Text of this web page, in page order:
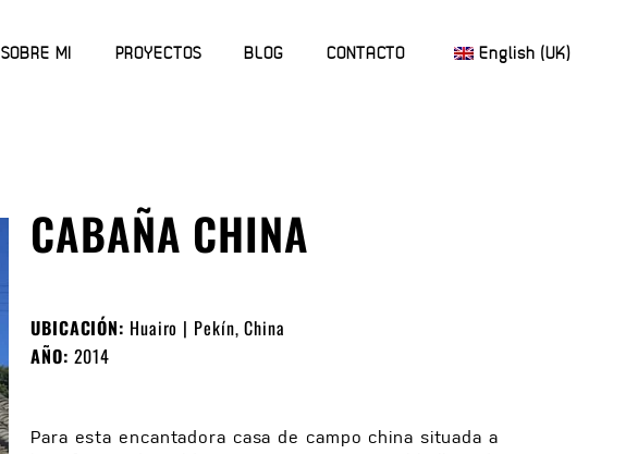
SOBRE MI PROYECTOS BLOG CONTACTO English (UK)
CABAÑA CHINA
UBICACIÓN: Huairo | Pekín, China
AÑO: 2014
Para esta encantadora casa de campo china situada a